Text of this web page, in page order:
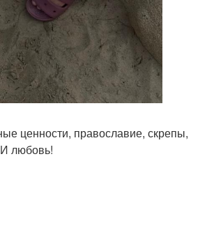
ценности, православие, скрепы,
любовь!